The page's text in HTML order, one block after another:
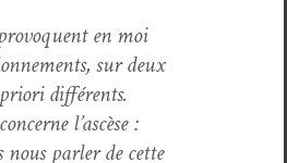
en moi
sur deux
différents.
l’ascèse :
nous par­ler de cette